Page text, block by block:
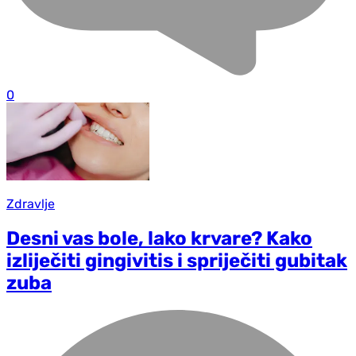
0
Zdravlje
Desni vas bole, lako krvare? Kako
izliječiti gingivitis i spriječiti gubitak
zuba